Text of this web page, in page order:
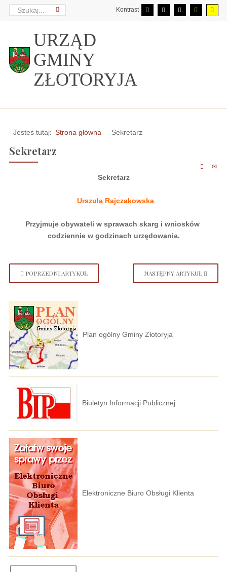
Kontrast
URZĄD
GMINY
ZŁOTORYJA
Jesteś tutaj: Strona główna Sekretarz
Sekretarz
Sekretarz
Urszula Rajczakowska
Przyjmuje obywateli w sprawach skarg i wniosków
codziennie w godzinach urzędowania.
POPRZEDNI ARTYKUŁ NASTĘPNY ARTYKUŁ
Plan ogólny Gminy Złotoryja
Biuletyn Informacji Publicznej
Elektroniczne Biuro Obsługi Klienta